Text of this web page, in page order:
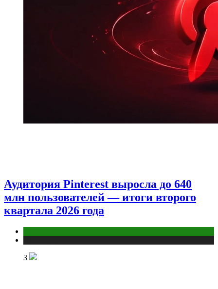
Аудитория Pinterest выросла до 640
млн пользователей — итоги второго
квартала 2026 года
3